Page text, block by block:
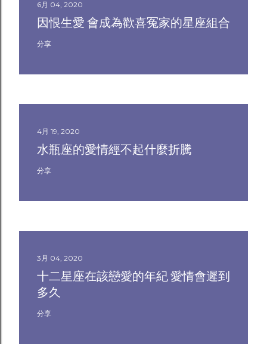
6月 04, 2020
因恨生愛 會成為歡喜冤家的星座組合
分享
4月 19, 2020
水瓶座的愛情經不起什麼折騰
分享
3月 04, 2020
十二星座在該戀愛的年紀 愛情會遲到
多久
分享